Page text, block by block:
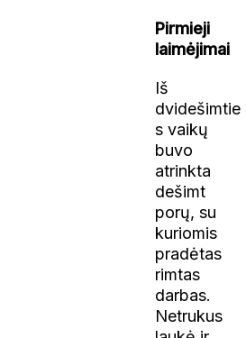
Pirmieji
laimėjimai
Iš
dvidešimtie
s vaikų
buvo
atrinkta
dešimt
porų, su
kuriomis
pradėtas
rimtas
darbas.
Netrukus